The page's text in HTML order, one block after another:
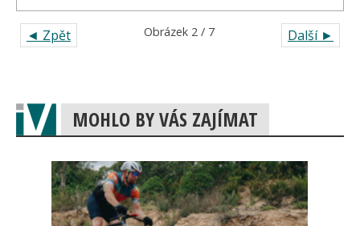
◄ Zpět Další ►
Obrázek 2 / 7
MOHLO BY VÁS ZAJÍMAT